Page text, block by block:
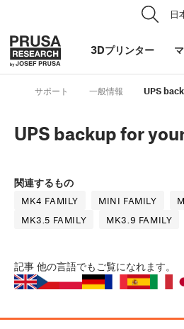
日
3Dプリンター
サポート 一般情報 UPS
UPS backup for
関連するもの
MK4 FAMILY MINI FAMILY
MK3.5 FAMILY
MK3.9 FAMILY
記事 他の言語でもご覧になれます。